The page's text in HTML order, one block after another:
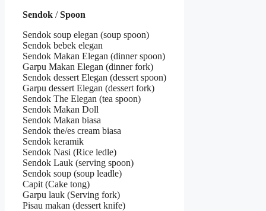
Sendok /Spoon
Sendok soup elegan (soup spoon)
Sendok bebek elegan
Sendok Makan Elegan (dinner spoon)
Garpu Makan Elegan (dinner fork)
Sendok dessert Elegan (dessert spoon)
Garpu dessert Elegan (dessert fork)
Sendok The Elegan (tea spoon)
Sendok Makan Doll
Sendok Makan biasa
Sendok the/es cream biasa
Sendok keramik
Sendok Nasi (Rice ledle)
Sendok Lauk (serving spoon)
Sendok soup (soup leadle)
Capit (Cake tong)
Garpu lauk (Serving fork)
Pisau makan (dessert knife)